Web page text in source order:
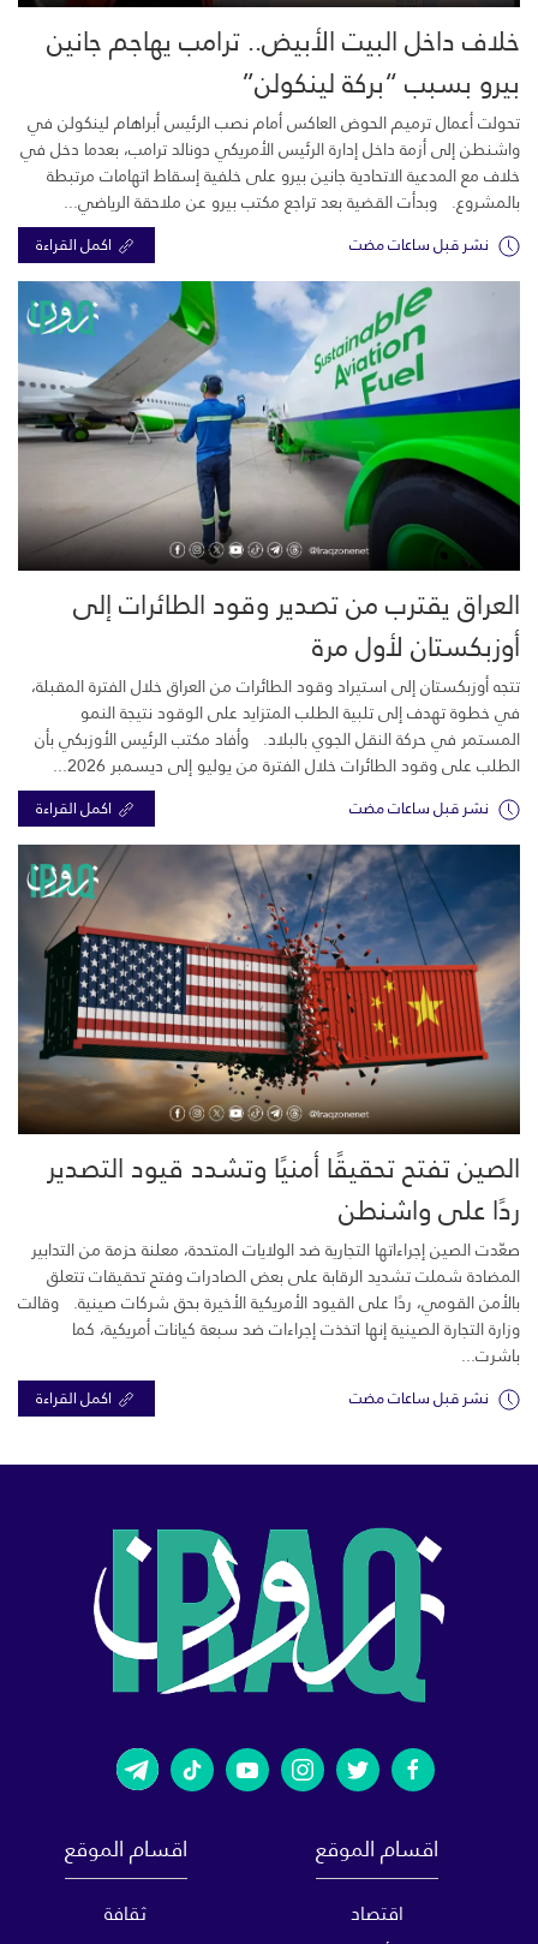
خلاف داخل البيت الأبيض.. ترامب يهاجم جانين
بيرو بسبب “بركة لينكولن”
تحولت أعمال ترميم الحوض العاكس أمام نصب الرئيس أبراهام لينكولن في
واشنطن إلى أزمة داخل إدارة الرئيس الأمريكي دونالد ترامب، بعدما دخل في
خلاف مع المدعية الاتحادية جانين بيرو على خلفية إسقاط اتهامات مرتبطة
بالمشروع. وبدأت القضية بعد تراجع مكتب بيرو عن ملاحقة الرياضي...
نشر قبل ساعات مضت اكمل القراءة
العراق يقترب من تصدير وقود الطائرات إلى
أوزبكستان لأول مرة
تتجه أوزبكستان إلى استيراد وقود الطائرات من العراق خلال الفترة المقبلة،
في خطوة تهدف إلى تلبية الطلب المتزايد على الوقود نتيجة النمو
المستمر في حركة النقل الجوي بالبلاد. وأفاد مكتب الرئيس الأوزبكي بأن
الطلب على وقود الطائرات خلال الفترة من يوليو إلى ديسمبر 2026...
نشر قبل ساعات مضت اكمل القراءة
الصين تفتح تحقيقًا أمنيًا وتشدد قيود التصدير
ردًا على واشنطن
صعّدت الصين إجراءاتها التجارية ضد الولايات المتحدة، معلنة حزمة من التدابير
المضادة شملت تشديد الرقابة على بعض الصادرات وفتح تحقيقات تتعلق
بالأمن القومي، ردًا على القيود الأمريكية الأخيرة بحق شركات صينية. وقالت
وزارة التجارة الصينية إنها اتخذت إجراءات ضد سبعة كيانات أمريكية، كما
باشرت...
نشر قبل ساعات مضت اكمل القراءة
اقسام الموقع
اقتصاد
اقسام الموقع
ثقافة